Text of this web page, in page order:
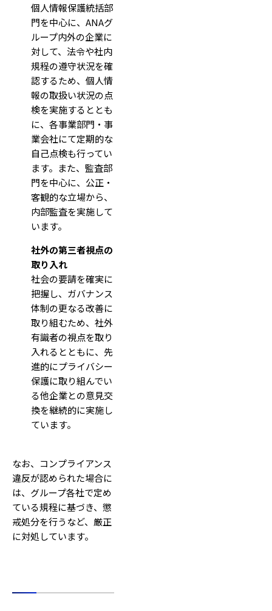
個人情報保護統括部
門を中心に、ANAグ
ループ内外の企業に
対して、法令や社内
規程の遵守状況を確
認するため、個人情
報の取扱い状況の点
検を実施するととも
に、各事業部門・事
業会社にて定期的な
自己点検も行ってい
ます。また、監査部
門を中心に、公正・
客観的な立場から、
内部監査を実施して
います。
社外の第三者視点の
取り入れ
社会の要請を確実に
把握し、ガバナンス
体制の更なる改善に
取り組むため、社外
有識者の視点を取り
入れるとともに、先
進的にプライバシー
保護に取り組んでい
る他企業との意見交
換を継続的に実施し
ています。
なお、コンプライアンス
違反が認められた場合に
は、グループ各社で定め
ている規程に基づき、懲
戒処分を行うなど、厳正
に対処しています。